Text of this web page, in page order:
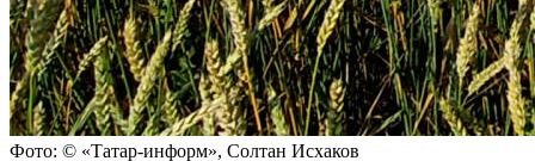
Фото: © «Татар-информ», Солтан Исхаков